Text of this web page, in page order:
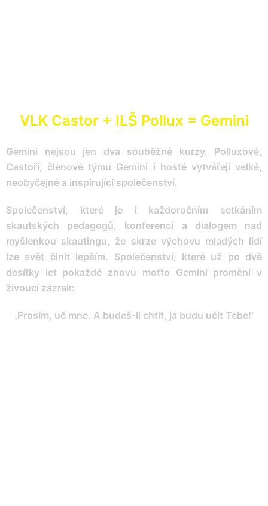
VLK Castor + ILŠ Pollux = Gemini
Gemini nejsou jen dva souběžné kurzy. Polluxové,
Castoři, členové týmu Gemini i hosté vytvářejí velké,
neobyčejné a inspirující společenství.
Společenství, které je i každoročním setkáním
skautských pedagogů, konferencí a dialogem nad
myšlenkou skautingu, že skrze výchovu mladých lidí
lze svět činit lepším. Společenství, které už po dvě
desítky let pokaždé znovu motto Gemini promění v
živoucí zázrak:
‚Prosím, uč mne. A budeš-li chtít, já budu učit Tebe!‘